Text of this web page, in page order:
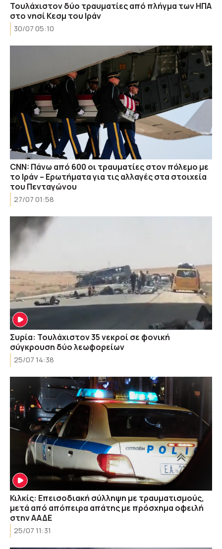
Τουλάχιστον δύο τραυματίες από πλήγμα των ΗΠΑ
στο νησί Κεσμ του Ιράν
30/07 05:10
CNN: Πάνω από 600 οι τραυματίες στον πόλεμο με
το Ιράν – Ερωτήματα για τις αλλαγές στα στοιχεία
του Πενταγώνου
27/07 01:58
Συρία: Τουλάχιστον 35 νεκροί σε φονική
σύγκρουση δύο λεωφορείων
25/07 14:38
Κιλκίς: Επεισοδιακή σύλληψη με τραυματισμούς,
μετά από απόπειρα απάτης με πρόσχημα οφειλή
στην ΑΑΔΕ
25/07 11:31